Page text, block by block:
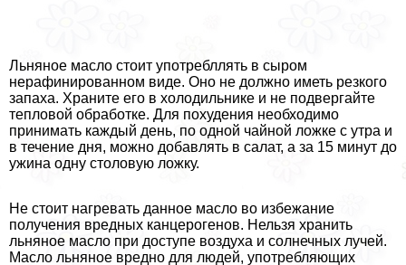
Льняное масло стоит употрeбллять в сыром
нерафинированном виде. Оно не должно иметь резкого
запаха. Храните его в холодильнике и не подвергайте
тепловой обработке. Для похудения необходимо
принимать каждый день, по одной чайной ложке с утра и
в течение дня, можно добавлять в салат, а за 15 минут до
ужина одну столовую ложку.
Не стоит нагревать данное масло во избежание
получения вредных канцерогенов. Нельзя хранить
льняное масло при доступе воздуха и солнечных лучей.
Масло льняное вредно для людей, употрeбляющих